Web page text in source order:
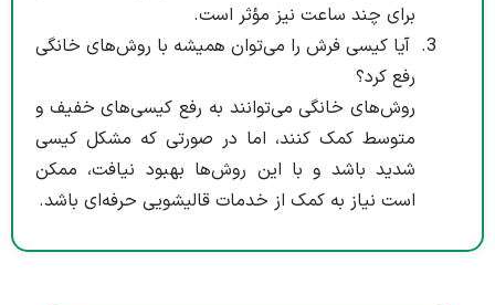
برای چند ساعت نیز مؤثر است.
آیا کیسی فرش را می‌توان همیشه با روش‌های خانگی
رفع کرد؟
روش‌های خانگی می‌توانند به رفع کیسی‌های خفیف و
متوسط کمک کنند، اما در صورتی که مشکل کیسی
شدید باشد و با این روش‌ها بهبود نیافت، ممکن
است نیاز به کمک از خدمات قالیشویی حرفه‌ای باشد.